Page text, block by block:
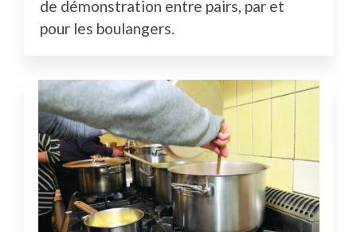
de démonstration entre pairs, par et
pour les boulangers.